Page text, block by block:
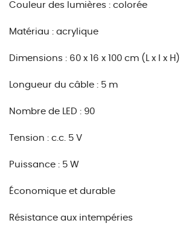
Couleur des lumières : colorée
Matériau : acrylique
Dimensions : 60 x 16 x 100 cm (L x l x H)
Longueur du câble : 5 m
Nombre de LED : 90
Tension : c.c. 5 V
Puissance : 5 W
Économique et durable
Résistance aux intempéries